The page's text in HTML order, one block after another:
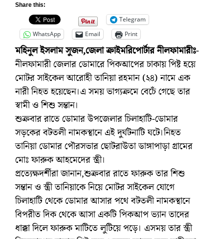
Share this:
Telegram
WhatsApp
Email Print
মহিনুল ইসলাম সুজন,জেলা ক্রাইমরিপোর্টার নীলফামারীঃ-
নীলফামারী জেলার ডোমারে পিকআপের চাকায় পিষ্ট হয়ে
মোটর সাইকেল আরোহী তানিয়া রহমান (২৪) নামে এক
নারী নিহত হয়েছেন।এ সময় ভাগ্যক্রমে বেচেঁ গেছে তার
স্বামী ও শিশু সন্তান।
শুক্রবার রাতে ডোমার উপজেলার চিলাহাটি-ডোমার
সড়কের বটতলী নামকস্থানে এই দুর্ঘটনাটি ঘটে।নিহত
তানিয়া ডোমার পৌরসভার ছোটরাউতা ডাঙ্গাপাড়া গ্রামের
মোঃ ফারুক আহমেদের স্ত্রী।
প্রত্যেক্ষদর্শীরা জানান,শুক্রবার রাতে ফারুক তার শিশু
সন্তান ও স্ত্রী তানিয়াকে নিয়ে মোটর সাইকেল যোগে
চিলাহাটি থেকে ডোমার আসার পথে বটতলী নামকস্থানে
বিপরীত দিক থেকে আসা একটি পিকআপ ভ্যান তাদের
ধাক্কা দিলে ফারুক মাটিতে লুটিয়ে পড়ে। এসময় তার স্ত্রী